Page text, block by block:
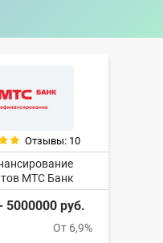
Отзывы: 10
МТС Банк
5000000 руб.
От 6,9%